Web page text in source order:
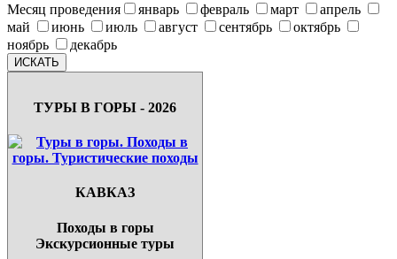
Месяц проведения
январь февраль март
апрель
май
июнь июль август сентябрь
октябрь
ноябрь
декабрь
ТУРЫ В ГОРЫ - 2026
КАВКАЗ
Походы в горы
Экскурсионные туры